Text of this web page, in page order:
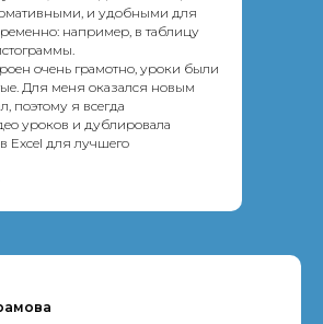
и удобными для
например, в таблицу
очень грамотно, уроки были
Для меня оказался новым
поэтому я всегда
уроков и дублировала
Excel для лучшего